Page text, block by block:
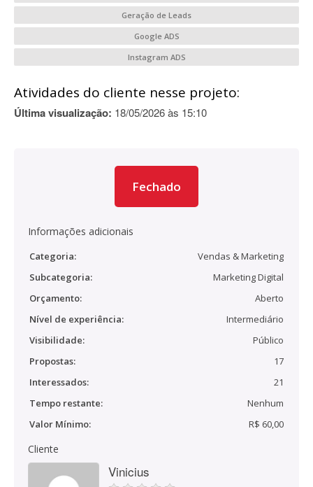
Geração de Leads
Google ADS
Instagram ADS
Atividades do cliente nesse projeto:
Última visualização: 18/05/2026 às 15:10
Fechado
Informações adicionais
Categoria:
Vendas & Marketing
Subcategoria:
Marketing Digital
Orçamento:
Aberto
Nível de experiência:
Intermediário
Visibilidade:
Público
Propostas:
17
Interessados:
21
Tempo restante:
Nenhum
Valor Mínimo:
R$ 60,00
Cliente
Vinicius